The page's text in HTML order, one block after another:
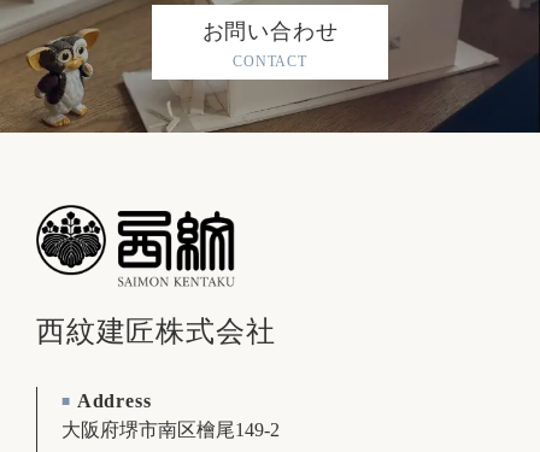
お問い合わせ
CONTACT
西紋建匠株式会社
■ Address
大阪府堺市南区檜尾149-2